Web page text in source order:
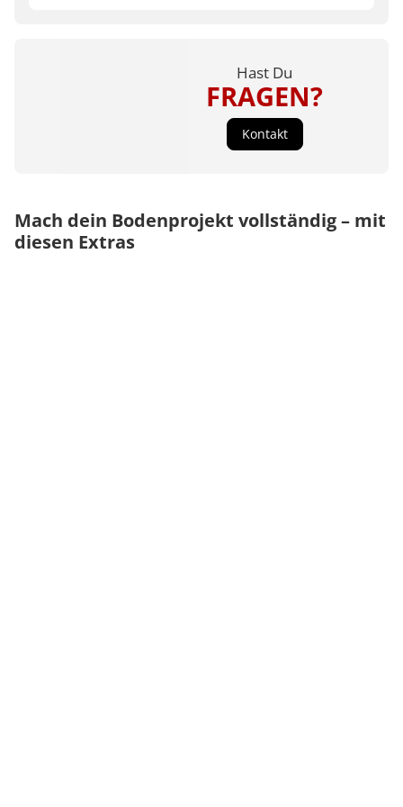
Mach dein Bodenprojekt vollständig – mit
diesen Extras
Hast Du
FRAGEN?
Kontakt